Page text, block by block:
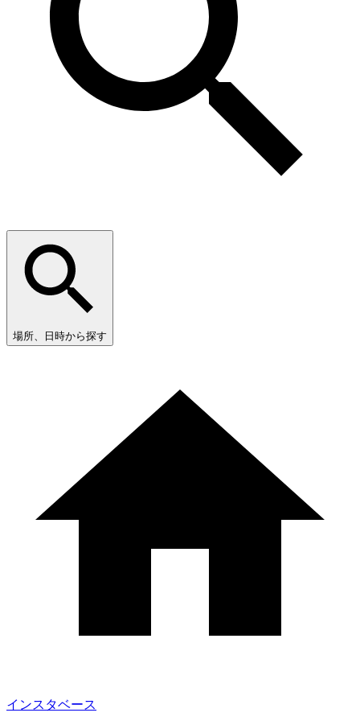
場所、日時から探す
インスタベース